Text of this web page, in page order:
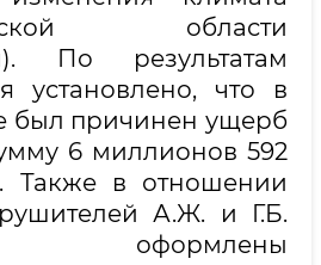
области
По результатам
установлено, что в
был причинен ущерб
6 миллионов 592
Также в отношении
А.Ж. и Г.Б.